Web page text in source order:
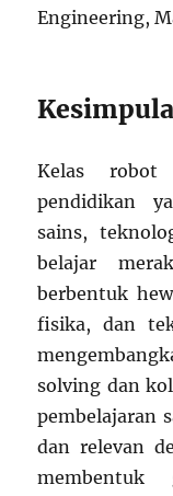
Engineering,
Kelas robot
pendidikan
sains,
belajar
berbentuk
fisika, dan
solving dan
pembelajaran
dan relevan